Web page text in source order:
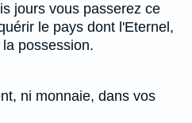
jours vous passerez ce
le pays dont l'Eternel,
possession.
ni monnaie, dans vos